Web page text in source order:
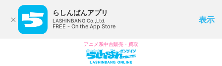
らしんばんアプリ
LASHINBANG Co.,Ltd.
FREE - On the App Store
表示
アニメ系中古販売・買取